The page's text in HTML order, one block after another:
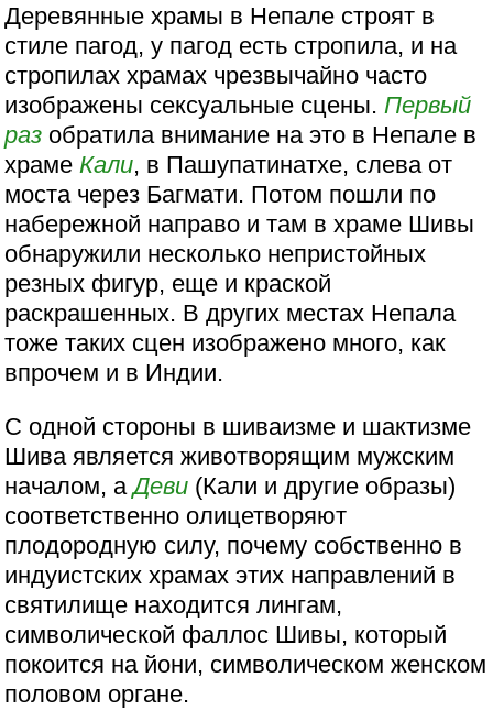
Деревянные храмы в Непале строят в
стиле пагод, у пагод есть стропила, и на
стропилах храмах чрезвычайно часто
изображены сексуальные сцены. Первый
раз обратила внимание на это в Непале в
храме Кали, в Пашупатинатхе, слева от
моста через Багмати. Потом пошли по
набережной направо и там в храме Шивы
обнаружили несколько непристойных
резных фигур, еще и краской
раскрашенных. В других местах Непала
тоже таких сцен изображено много, как
впрочем и в Индии.
С одной стороны в шиваизме и шактизме
Шива является животворящим мужским
началом, аДеви (Кали и другие образы)
соответственно олицетворяют
плодородную силу, почему собственно в
индуистских храмах этих направлений в
святилище находится лингам,
символической фаллос Шивы, который
покоится на йони, символическом женском
половом органе.